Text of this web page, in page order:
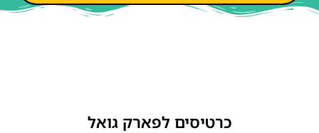
כרטיסים לפארק גואל